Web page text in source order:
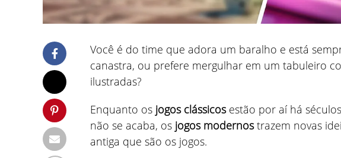
Você é do time que adora um baralho e está
canastra, ou prefere mergulhar em um tabuleiro
ilustradas?
Enquanto os jogos clássicosestão por aí há
não se acaba, os jogos modernostrazem novas
antiga que são os jogos.